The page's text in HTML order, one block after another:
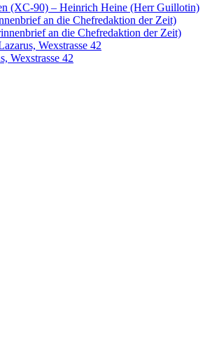
(XC-90) – Heinrich Heine (Herr Guillotin)
an die Chefredaktion der Zeit)
an die Chefredaktion der Zeit)
Wexstrasse 42
Wexstrasse 42